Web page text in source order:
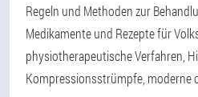
Regeln und Methoden zur
Medikamente und Rezepte für
physiotherapeutische Verfahren,
Kompressionsstrümpfe, moderne